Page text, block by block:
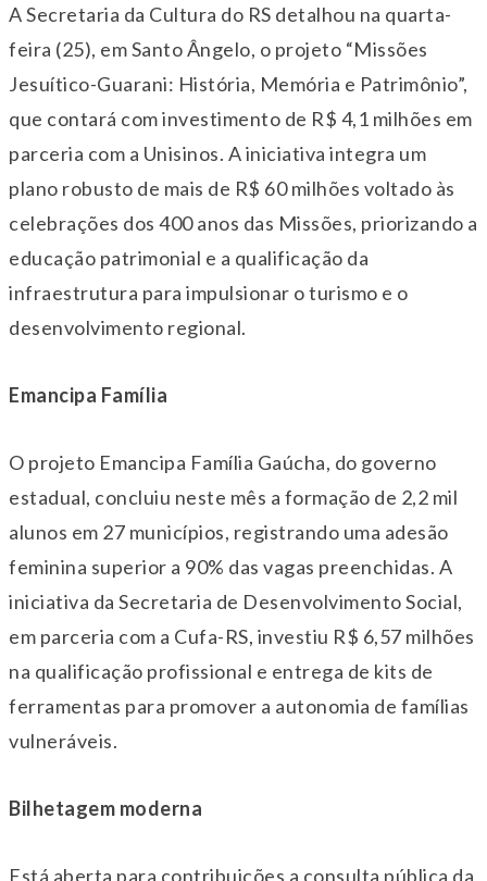
A Secretaria da Cultura do RS detalhou na quarta-
feira (25), em Santo Ângelo, o projeto “Missões
Jesuítico-Guarani: História, Memória e Patrimônio”,
que contará com investimento de R$ 4,1 milhões em
parceria com a Unisinos. A iniciativa integra um
plano robusto de mais de R$ 60 milhões voltado às
celebrações dos 400 anos das Missões, priorizando a
educação patrimonial e a qualificação da
infraestrutura para impulsionar o turismo e o
desenvolvimento regional.
Emancipa Família
O projeto Emancipa Família Gaúcha, do governo
estadual, concluiu neste mês a formação de 2,2 mil
alunos em 27 municípios, registrando uma adesão
feminina superior a 90% das vagas preenchidas. A
iniciativa da Secretaria de Desenvolvimento Social,
em parceria com a Cufa-RS, investiu R$ 6,57 milhões
na qualificação profissional e entrega de kits de
ferramentas para promover a autonomia de famílias
vulneráveis.
Bilhetagem moderna
Está aberta para contribuições a consulta pública da